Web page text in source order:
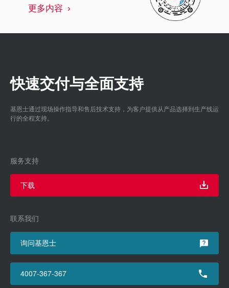
更多内容
快速交付与全面支持
基恩士通过现场操作指导和售后技术支持，为客户提供从产品选择到生产线运
行的全程支持。
服务支持
下载
联系我们
询问基恩士
4007-367-367